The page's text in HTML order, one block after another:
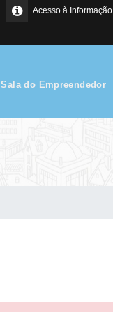
Acesso à Informação
Sala do Empreendedor